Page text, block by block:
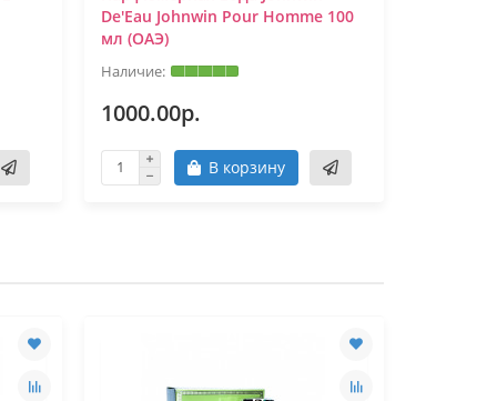
De'Eau Johnwin Pour Homme 100
мл (ОАЭ)
1000.00р.
В корзину